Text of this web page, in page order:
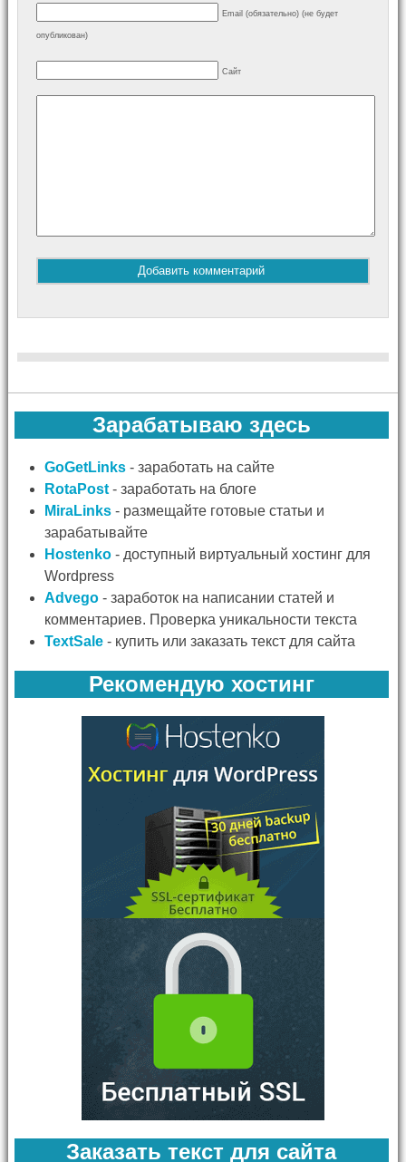
Email (обязательно) (не будет
опубликован)
Сайт
Зарабатываю здесь
GoGetLinks - заработать на сайте
RotaPost- заработать на блоге
MiraLinks- размещайте готовые статьи и
зарабатывайте
Hostenko- доступный виртуальный хостинг для
Wordpress
Advego- заработок на написании статей и
комментариев. Проверка уникальности текста
TextSale- купить или заказать текст для сайта
Рекомендую хостинг
Заказать текст для сайта